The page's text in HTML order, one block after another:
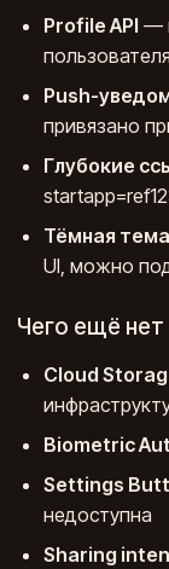
Profile API —
Push-
привязано
Глубокие
Тёмная тема
UI, можно
Чего ещё
Cloud
Biometric
Settings
недоступна
Sharing